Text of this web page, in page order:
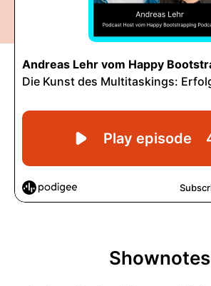
Shownotes